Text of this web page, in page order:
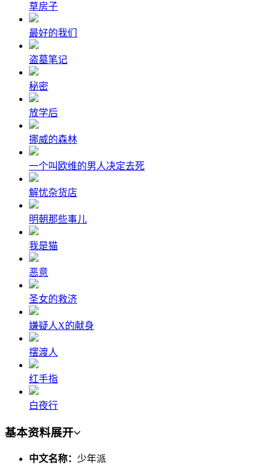
草房子
最好的我们
盗墓笔记
秘密
放学后
挪威的森林
一个叫欧维的男人决定去死
解忧杂货店
明朝那些事儿
我是猫
恶意
圣女的救济
嫌疑人X的献身
摆渡人
红手指
白夜行
基本资料展开
中文名称： 少年派